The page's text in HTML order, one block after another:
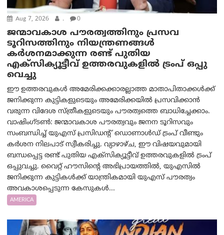
Aug 7, 2026 . 0
ജന്മാവകാശ പൗരത്വത്തിനും പ്രസവ
ടൂറിസത്തിനും നിയന്ത്രണങ്ങൾ
കർശനമാക്കുന്ന രണ്ട് പുതിയ
എക്സിക്യൂട്ടീവ് ഉത്തരവുകളിൽ ട്രംപ് ഒപ്പു
വെച്ചു
ഈ ഉത്തരവുകൾ അമേരിക്കക്കാരല്ലാത്ത മാതാപിതാക്കൾക്ക്
ജനിക്കുന്ന കുട്ടികളുടെയും അമേരിക്കയിൽ പ്രസവിക്കാൻ
വരുന്ന വിദേശ സ്ത്രീകളുടെയും പൗരത്വത്തെ ബാധിച്ചേക്കാം.
വാഷിംഗ്ടണ്‍: ജന്മാവകാശ പൗരത്വവും ജനന ടൂറിസവും
സംബന്ധിച്ച് യുഎസ് പ്രസിഡന്റ് ഡൊണാൾഡ് ട്രംപ് വീണ്ടും
കർശന നിലപാട് സ്വീകരിച്ചു. വ്യാഴാഴ്ച, ഈ വിഷയവുമായി
ബന്ധപ്പെട്ട രണ്ട് പുതിയ എക്സിക്യൂട്ടീവ് ഉത്തരവുകളിൽ ട്രംപ്
ഒപ്പുവച്ചു. വൈറ്റ് ഹൗസിന്റെ അഭിപ്രായത്തിൽ, യുഎസിൽ
ജനിക്കുന്ന കുട്ടികൾക്ക് യാന്ത്രികമായി യുഎസ് പൗരത്വം
അവകാശപ്പെടുന്ന കേസുകൾ...
AMERICA